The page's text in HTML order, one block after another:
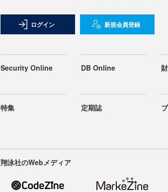
ログイン 新規会員登録
Security Online DB Online
特集 定期誌
翔泳社のWebメディア